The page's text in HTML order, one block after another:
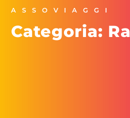
ASSOVIAGGI
Categoria: